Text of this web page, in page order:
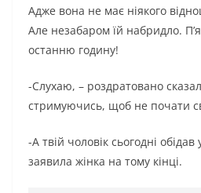
Адже вона не має ніякого
Але незабаром їй набридло.
останню годину!
-Слухаю, – роздратовано
стримуючись, щоб не почати
-А твій чоловік сьогодні
заявила жінка на тому кінці.